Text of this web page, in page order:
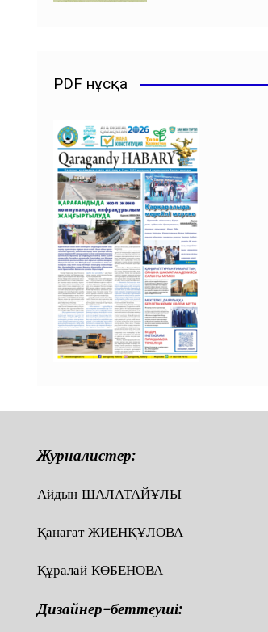
PDF нұсқа
Журналистер:
Айдын ШАЛАТАЙҰЛЫ
Қанағат ЖИЕНҚҰЛОВА
Құралай КӨБЕНОВА
Дизайнер-беттеуші: